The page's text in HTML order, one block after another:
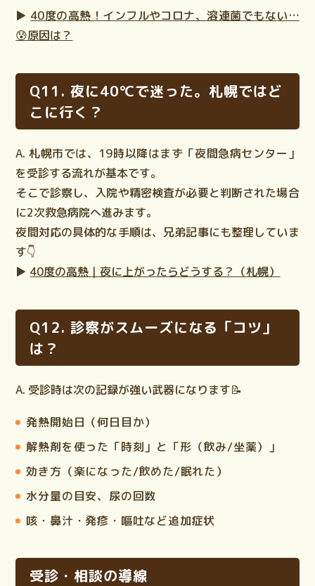
▶ 40度の高熱！インフルやコロナ、溶連菌でもない…
😰原因は？
Q11. 夜に40℃で迷った。札幌ではど
こに行く？
A. 札幌市では、 19時以降はまず「夜間急病センター」
を受診する流れが基本です。
そこで診察し、 入院や精密検査が必要と判断された場合
に2次救急病院へ進みます。
夜間対応の具体的な手順は、兄弟記事にも整理していま
す👇
▶ 40度の高熱｜夜に上がったらどうする？（札幌）
Q12. 診察がスムーズになる「コツ」
は？
A. 受診時は次の記録が強い武器になります📝
発熱開始日（何日目か）
解熱剤を使った「時刻」と「形（飲み/坐薬）」
効き方（楽になった/飲めた/眠れた）
水分量の目安、尿の回数
咳・鼻汁・発疹・嘔吐など追加症状
受診・相談の導線